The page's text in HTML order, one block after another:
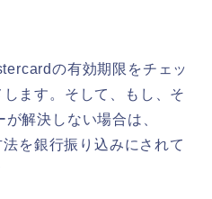
の有効期限をチェッ
ます。そして、もし、そ
解決しない場合は、
を銀行振り込みにされて